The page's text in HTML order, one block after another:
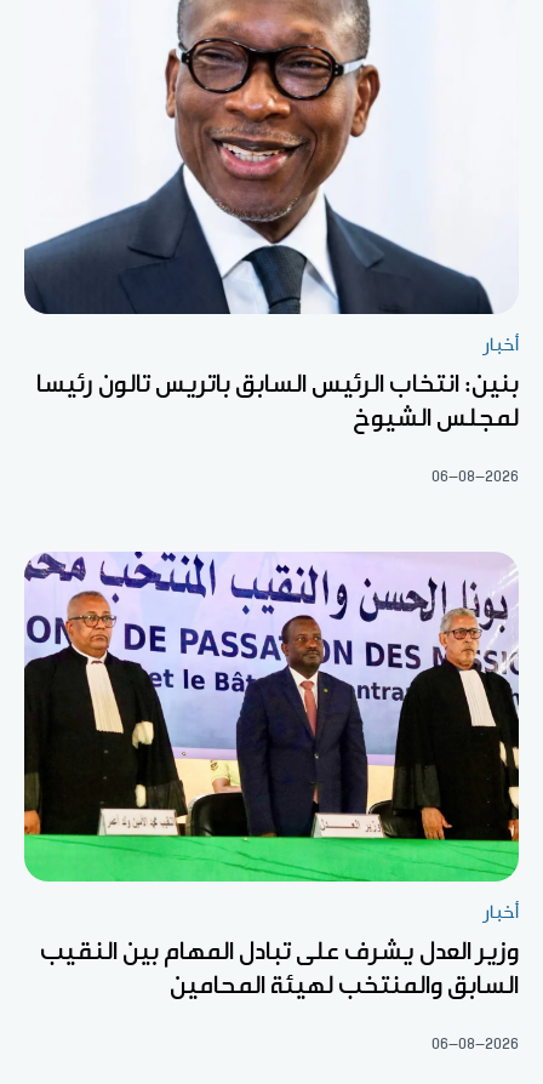
أخبار
بنين: انتخاب الرئيس السابق باتريس تالون رئيسا
لمجلس الشيوخ
06-08-2026
أخبار
وزير العدل يشرف على تبادل المهام بين النقيب
السابق والمنتخب لهيئة المحامين
06-08-2026